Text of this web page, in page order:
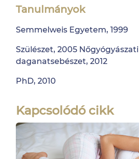
Tanulmányok
Semmelweis Egyetem, 1999
Szülészet, 2005 Nőgyógyászati
daganatsebészet, 2012
PhD, 2010
Kapcsolódó cikk